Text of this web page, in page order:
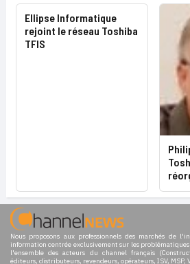
Ellipse Informatique
rejoint le réseau Toshiba
TFIS
Nous proposons aux professionnels des marchés de
information centrée exclusivement sur les
l'ensemble des acteurs du channel français
éditeurs, distributeurs, revendeurs, opérateurs, ISV, MSP,